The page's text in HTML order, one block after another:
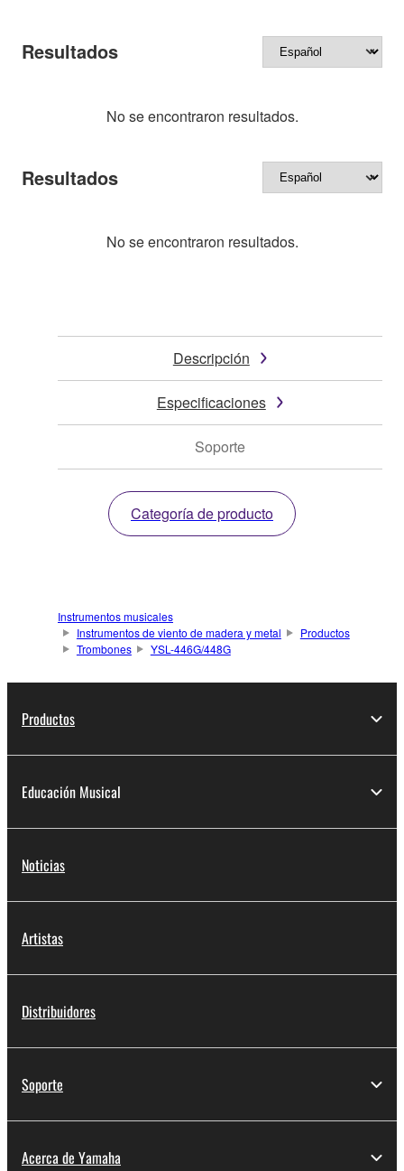
Resultados
No se encontraron resultados.
Resultados
No se encontraron resultados.
Descripción
Especificaciones
Soporte
Categoría de producto
Instrumentos musicales
Instrumentos de viento de madera y metal
Productos
Trombones
YSL-446G/448G
Productos
Educación Musical
Noticias
Artistas
Distribuidores
Soporte
Acerca de Yamaha